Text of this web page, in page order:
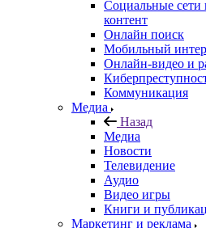
Социальные сети
контент
Онлайн поиск
Мобильный
Онлайн-видео и
Коммуникация
Медиа
Назад
Медиа
Новости
Телевидение
Аудио
Видео игры
Книги и
Маркетинг и реклама